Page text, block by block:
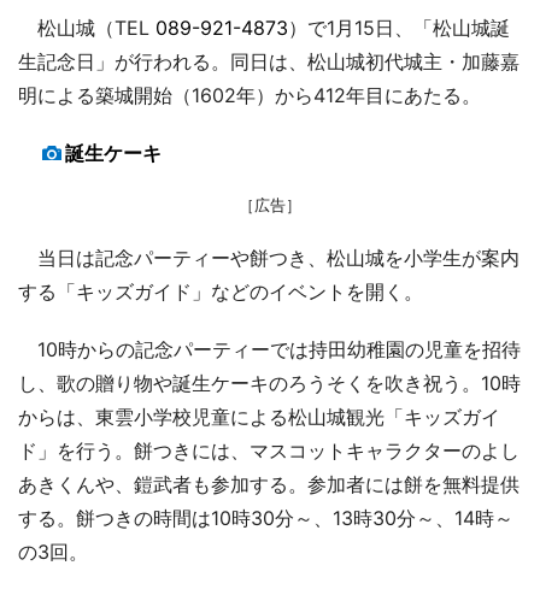
松山城（TEL 089-921-4873）で1月15日、「松山城誕
生記念日」が行われる。同日は、松山城初代城主・加藤嘉
明による築城開始（1602年）から412年目にあたる。
誕生ケーキ
［広告］
当日は記念パーティーや餅つき、松山城を小学生が案内
する「キッズガイド」などのイベントを開く。
10時からの記念パーティーでは持田幼稚園の児童を招待
し、歌の贈り物や誕生ケーキのろうそくを吹き祝う。10時
からは、東雲小学校児童による松山城観光「キッズガイ
ド」を行う。餅つきには、マスコットキャラクターのよし
あきくんや、鎧武者も参加する。参加者には餅を無料提供
する。餅つきの時間は10時30分～、13時30分～、14時～
の3回。